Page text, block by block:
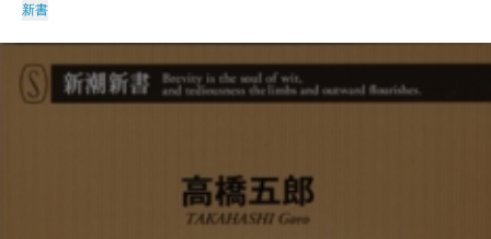
新書